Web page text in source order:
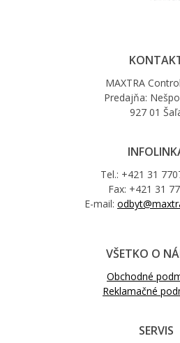
MAXTRA
Predajňa:
927 01
Tel.: +421 31
Fax: +421 31
E-mail:
VŠETKO O
Obchodné
Reklamačné
SERVIS